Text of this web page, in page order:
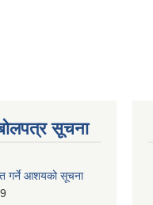
सूचना
गर्ने आशयको सूचना